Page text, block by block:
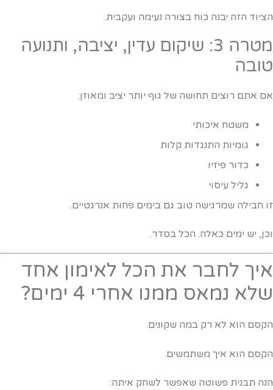
הזה יבנה כוח בצורה נעימה ועקבית.
מטרה 3: שיקום עדין, יציבה, ותנועה
אתם רוצים תחושה של גוף יותר יציב ומאוזן:
משטח איכותי
גומיות התנגדות קלות
כדור פיזיו
גליל עיסוי
חבילה שמרגישה טוב גם בימים פחות אנרגטיים.
יש ימים כאלה. הכל בסדר.
לחבר את הכל לאימון אחד
נמאס ממנו אחרי 4 ימים?
הוא לא רק במה שקונים.
הוא איך משתמשים.
תבנית פשוטה שאפשר לשחק איתה: